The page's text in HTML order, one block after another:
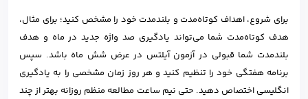
برای شروع، اهداف کوتاه‌مدت و بلندمدت خود را مشخص کنید؛ برای مثال،
هدف کوتاه‌مدت شما می‌تواند یادگیری صد واژه جدید در ماه و هدف
بلندمدت شما قبولی در آزمون آیلتس در عرض شش ماه باشد. سپس
برنامه هفتگی خود را تنظیم کنید و هر روز زمان مشخصی را به یادگیری
انگلیسی اختصاص دهید. حتی نیم ساعت مطالعه منظم روزانه بهتر از چند